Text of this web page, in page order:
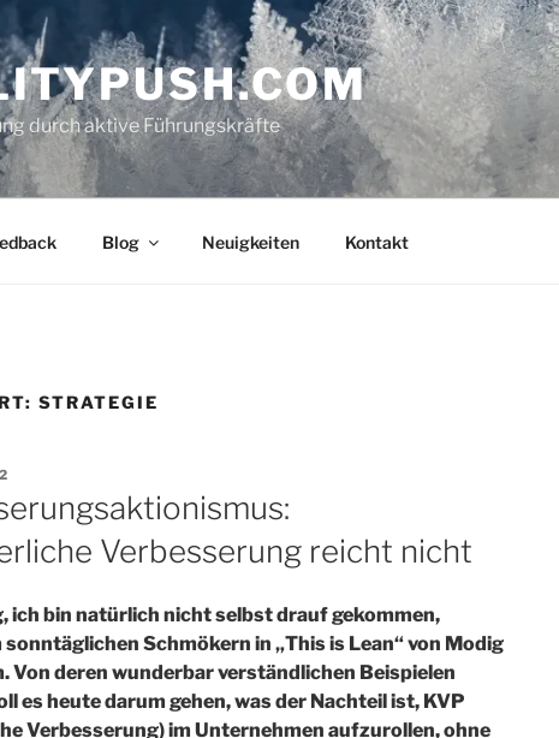
durch aktive Führungskräfte
Blog Neuigkeiten Kontakt
STRATEGIE
Verbesserung reicht nicht
ich bin natürlich nicht selbst drauf gekommen,
Schmökern in „This is Lean“ von Modig
Von deren wunderbar verständlichen Beispielen
es heute darum gehen, was der Nachteil ist, KVP
Verbesserung) im Unternehmen aufzurollen, ohne